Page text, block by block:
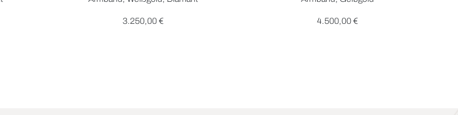
3.250,00 € 4.500,00 €